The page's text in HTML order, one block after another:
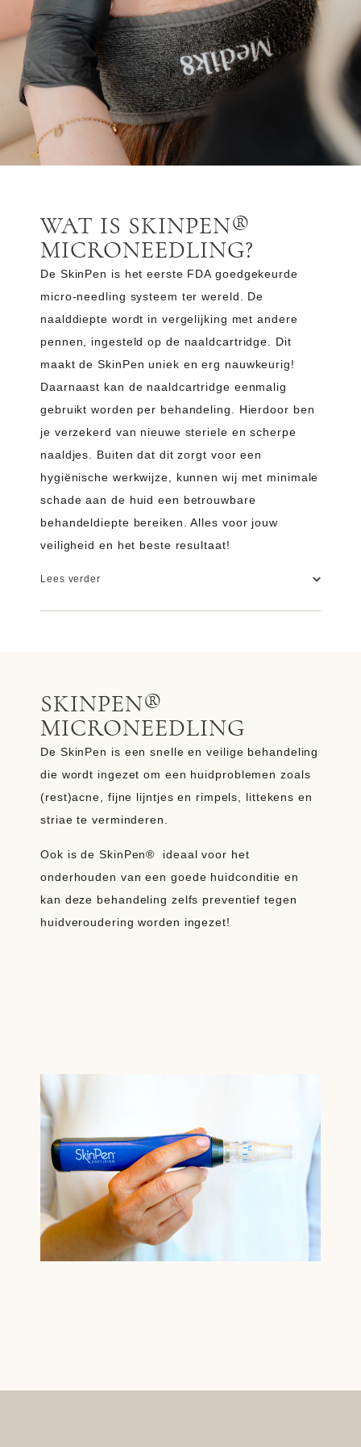
WAT IS SKINPEN®
MICRONEEDLING?
De SkinPen is het eerste FDA goedgekeurde
micro-needling systeem ter wereld. De
naalddiepte wordt in vergelijking met andere
pennen, ingesteld op de naaldcartridge. Dit
maakt de SkinPen uniek en erg nauwkeurig!
Daarnaast kan de naaldcartridge eenmalig
gebruikt worden per behandeling. Hierdoor ben
je verzekerd van nieuwe steriele en scherpe
naaldjes. Buiten dat dit zorgt voor een
hygiënische werkwijze, kunnen wij met minimale
schade aan de huid een betrouwbare
behandeldiepte bereiken. Alles voor jouw
veiligheid en het beste resultaat!
Lees verder
SKINPEN®
MICRONEEDLING
De SkinPen is een snelle en veilige behandeling
die wordt ingezet om een huidproblemen zoals
(rest)acne, fijne lijntjes en rimpels, littekens en
striae te verminderen.
Ook is de SkinPen®
ideaal voor het
onderhouden van een goede huidconditie en
kan deze behandeling zelfs preventief tegen
huidveroudering worden ingezet!